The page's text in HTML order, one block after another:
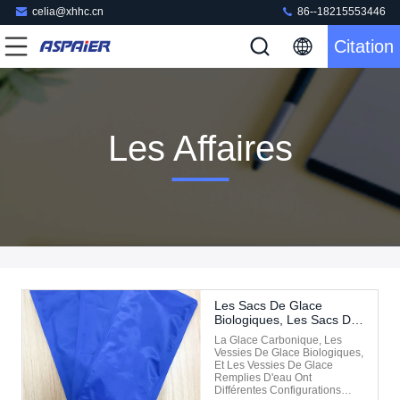
celia@xhhc.cn 86--18215553446
Citation
Les Affaires
Les Sacs De Glace
Biologiques, Les Sacs De
Glace Remplis D'eau Et
La Glace Carbonique,
Lesquels Est Plus
Approprié Au Transport
Réfrigéré ?
La Glace Carbonique, Les
Vessies De Glace Biologiques,
Et Les Vessies De Glace
Remplies D'eau Ont
Différentes Configurations